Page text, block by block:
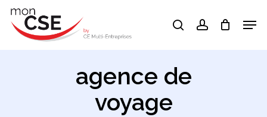
Skip
searchaccount
agence de
voyage